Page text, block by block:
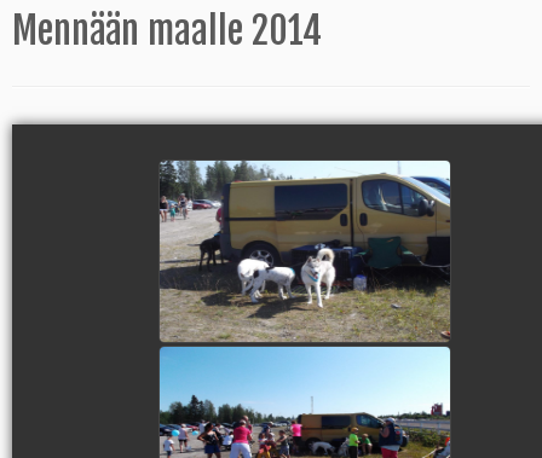
Mennään maalle 2014
view picture
view picture